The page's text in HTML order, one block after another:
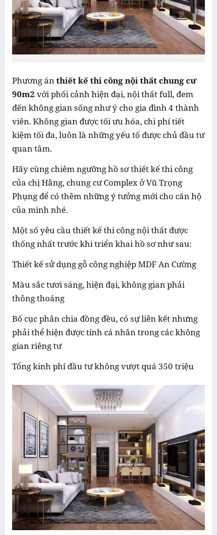
Phương ánthiết kế thi công nội thất chung cư
90m2 với phối cảnh hiện đại, nội thất full, đem
đến không gian sống như ý cho gia đình 4 thành
viên. Không gian được tối ưu hóa, chi phí tiết
kiệm tối đa, luôn là những yếu tố được chủ đầu tư
quan tâm.
Hãy cùng chiêm ngưỡng hồ sơ thiết kế thi công
của chị Hằng, chung cư Complex ở Vũ Trọng
Phụng để có thêm những ý tưởng mới cho căn hộ
của mình nhé.
Một số yêu cầu thiết kế thi công nội thất được
thống nhất trước khi triển khai hồ sơ như sau:
Thiết kế sử dụng gỗ công nghiệp MDF An Cường
Màu sắc tươi sáng, hiện đại, không gian phải
thông thoáng
Bố cục phân chia đồng đều, có sự liên kết nhưng
phải thể hiện được tính cá nhân trong các không
gian riêng tư
Tổng kinh phí đầu tư không vượt quá 350 triệu